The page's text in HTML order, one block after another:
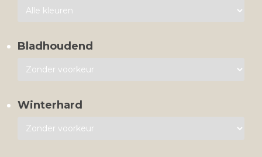
Bladhoudend
Winterhard